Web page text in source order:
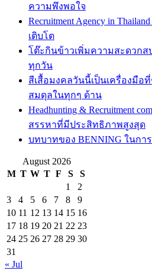
ความพึงพอใจ
Recruitment Agency in
เติบโต
โต๊ะกินข้าวเพิ่มความสะดวก
ทุกวัน
สีเสื้อมงคลวันนี้เป็นเครื่องมือ
สมดุลในทุกๆ ด้าน
Headhunting & Recruitment
สรรหาที่มีประสิทธิภาพสูงสุด
บทบาทของ BENNING ในกา
August 2026
M T W T F S
S
1
2
3
4 5 6 7 8
9
10 11 12 13 14 15 16
17 18 19 20 21 22 23
24 25 26 27 28 29 30
31
« Jul